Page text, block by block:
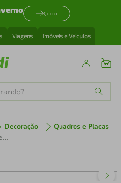
Quero
Viagens Imóveis e Veículos
Decoração Quadros e Placas
Quadro Escultura Painel Abstrato Triângulo 60x60 Preto